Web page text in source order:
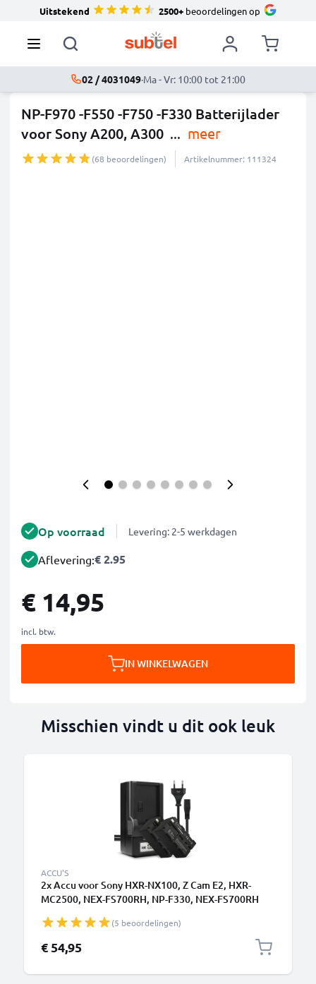
Uitstekend 2500+beoordelingen op
02 / 4031049·Ma - Vr: 10:00 tot 21:00
NP-F970 -F550 -F750 -F330 Batterijlader
voor Sony A200, A300 ... meer
(68 beoordelingen) Artikelnummer: 111324
Op voorraad Levering: 2-5 werkdagen
Aflevering:€ 2.95
€ 14,95
incl. btw.
IN WINKELWAGEN
Misschien vindt u dit ook leuk
ACCU'S
2x Accu voor Sony HXR-NX100, Z Cam E2, HXR-
MC2500, NEX-FS700RH, NP-F330, NEX-FS700RH
XL-B3 4400mAh + Oplader BC-VM50 Vervangende
batterij fototoeste, oplader, oplaadkabel
(5 beoordelingen)
€ 54,95